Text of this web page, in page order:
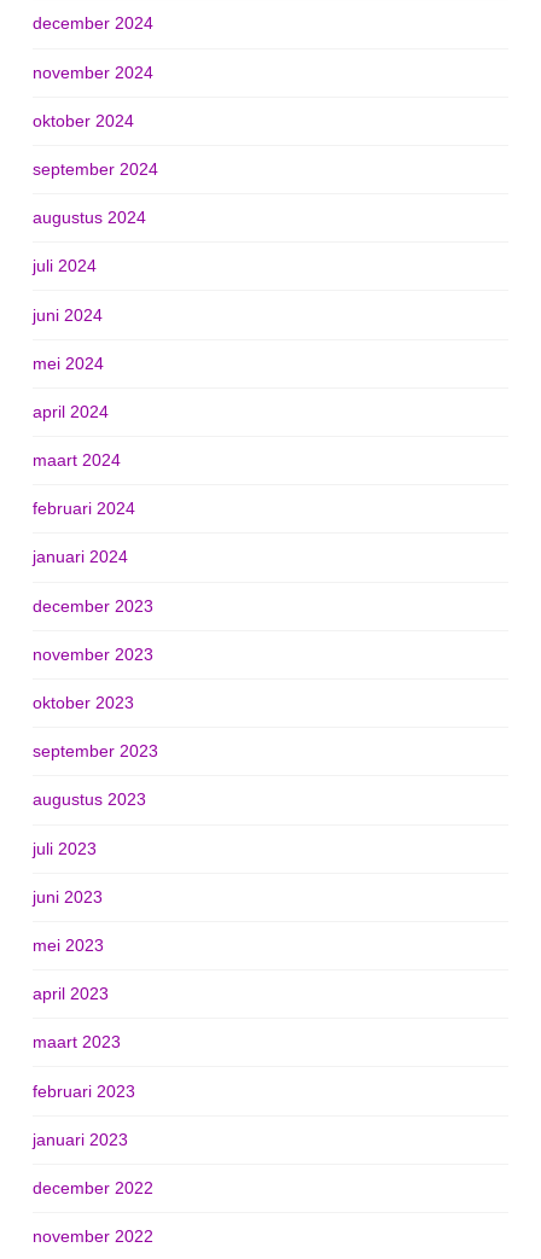
december 2024
november 2024
oktober 2024
september 2024
augustus 2024
juli 2024
juni 2024
mei 2024
april 2024
maart 2024
februari 2024
januari 2024
december 2023
november 2023
oktober 2023
september 2023
augustus 2023
juli 2023
juni 2023
mei 2023
april 2023
maart 2023
februari 2023
januari 2023
december 2022
november 2022